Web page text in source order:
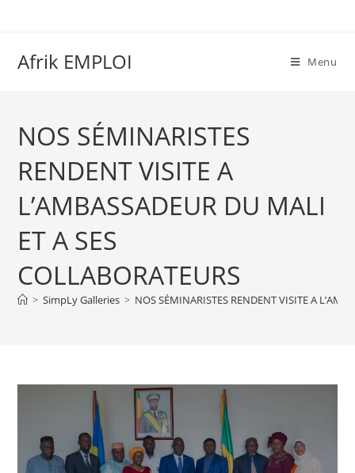
Afrik EMPLOI Menu
NOS SÉMINARISTES
RENDENT VISITE A
L’AMBASSADEUR DU MALI
ET A SES
COLLABORATEURS
> SimpLy Galleries > NOS SÉMINARISTES RENDENT VISITE A